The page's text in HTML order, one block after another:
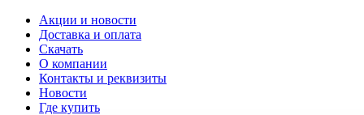
Акции и новости
Доставка и оплата
Скачать
О компании
Контакты и реквизиты
Новости
Где купить